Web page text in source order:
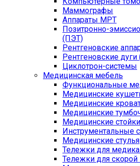
Маммографы
Аппараты МРТ
Позитронно-
(ПЭТ)
Рентгеновские
Рентгеновские дуги
Циклотрон-системы
Медицинская мебель
Функциональные
Медицинские
Медицинские
Медицинские
Медицинские стойки
Инструментальные
Медицинские стулья
Тележки для
Тележки для